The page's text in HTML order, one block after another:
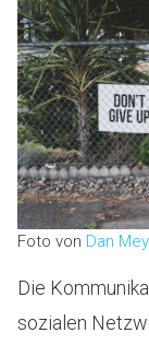
Foto von Dan
Die
sozialen